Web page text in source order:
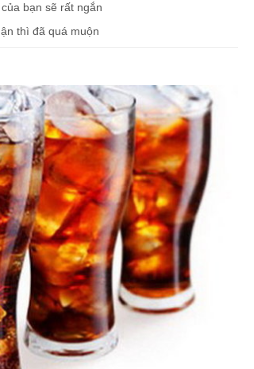
bạn sẽ rất ngắn
thì đã quá muộn